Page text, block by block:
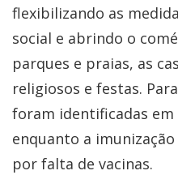
flexibilizando as
social e abrindo o
parques e praias, as
religiosos e festas.
foram identificadas
enquanto a
por falta de vacinas.